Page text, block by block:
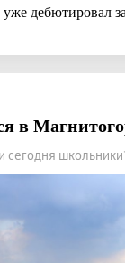
дебютировал
в
сегодня